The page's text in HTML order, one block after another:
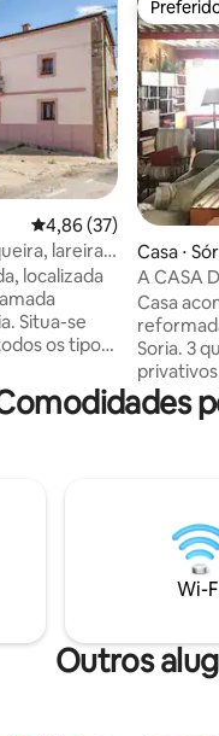
4,86 de uma
4,86 (37)
lareira e
localizada
Situa-se
banheiro
com
de lavar
Casa ⋅
A CASA
Casa
Soria. 3 quartos com 3 banheiros
estar,
cozinha
parque
vistas
você vai
masWi-
Outros